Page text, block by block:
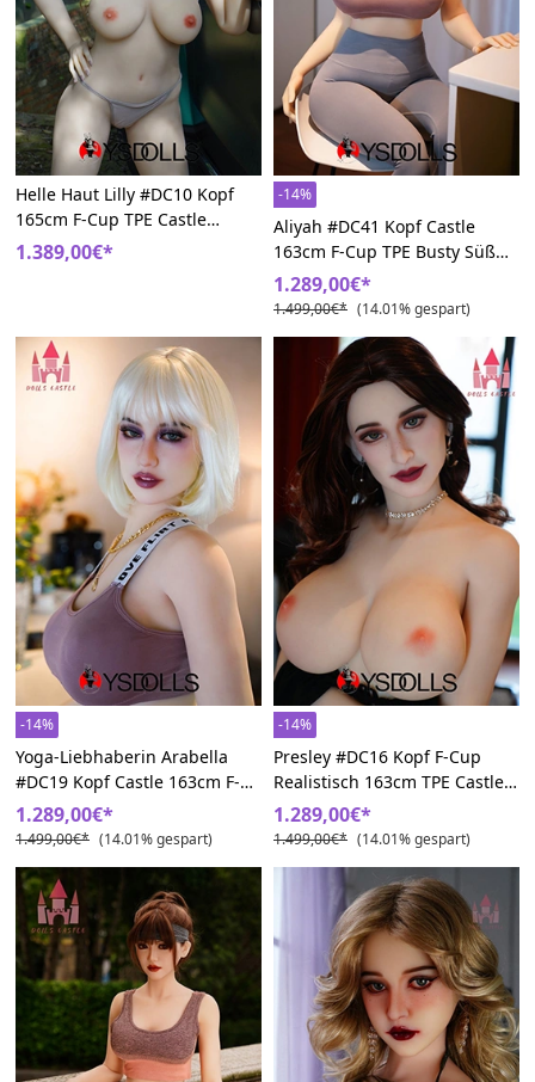
Helle Haut Lilly #DC10 Kopf
165cm F-Cup TPE Castle
Chubby Sexpuppem
1.389,00€*
-14%
Aliyah #DC41 Kopf Castle
163cm F-Cup TPE Busty Süß
Sexpuppe
1.289,00€*
1.499,00€* (14.01% gespart)
-14%
Yoga-Liebhaberin Arabella
#DC19 Kopf Castle 163cm F-
Cup BBW TPE Liebespuppe
1.289,00€*
1.499,00€* (14.01% gespart)
-14%
Presley #DC16 Kopf F-Cup
Realistisch 163cm TPE Castle
Mollig Liebespuppe
1.289,00€*
1.499,00€* (14.01% gespart)